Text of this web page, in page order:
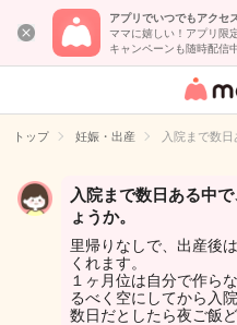
アプリでいつでもアクセ
ママに嬉しい！アプリ限
キャンペーンも随時配信
女性専
イト
トップ 妊娠・出産 入院まで数
入院まで数日ある中
ょうか。
里帰りなしで、出産後
くれます。
１ヶ月位は自分で作ら
るべく空にしてから入
数日だとしたら夜ご飯